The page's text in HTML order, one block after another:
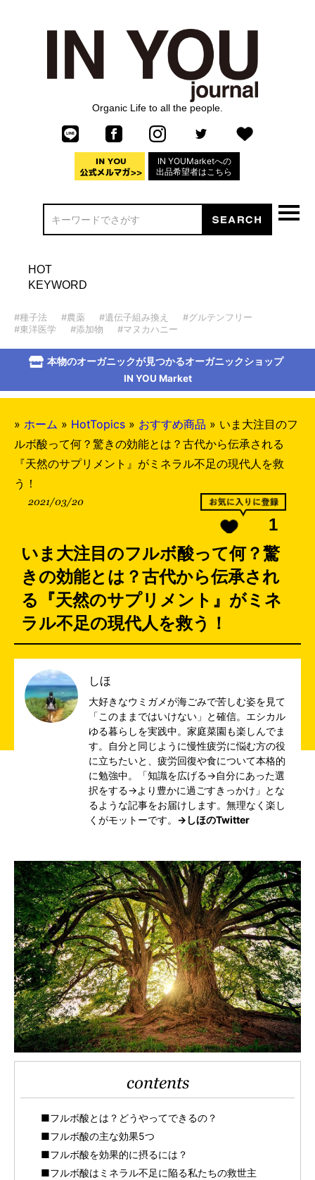
Organic Life to all the people.
IN YOUMarketへの
出品希望者はこちら
HOT
KEYWORD
#種子法 #農薬 #遺伝子組み換え
#グルテンフリー
#東洋医学
#添加物 #マヌカハニー
本物のオーガニックが見つかるオーガニックショップ
IN YOU Market
» ホーム » HotTopics » おすすめ商品 » いま大注目のフ
ルボ酸って何？驚きの効能とは？古代から伝承される
『天然のサプリメント』がミネラル不足の現代人を救
う！
2021/03/20
1
いま大注目のフルボ酸って何？驚
きの効能とは？古代から伝承され
る『天然のサプリメント』がミネ
ラル不足の現代人を救う！
しほ
大好きなウミガメが海ごみで苦しむ姿を見て
「このままではいけない」と確信。エシカル
ゆる暮らしを実践中。家庭菜園も楽しんでま
す。自分と同じように慢性疲労に悩む方の役
に立ちたいと、疲労回復や食について本格的
に勉強中。「知識を広げる→自分にあった選
択をする→より豊かに過ごすきっかけ」とな
るような記事をお届けします。無理なく楽し
くがモットーです。 →しほのTwitter
contents
■フルボ酸とは？どうやってできるの？
■フルボ酸の主な効果5つ
■フルボ酸を効果的に摂るには？
■フルボ酸はミネラル不足に陥る私たちの救世主